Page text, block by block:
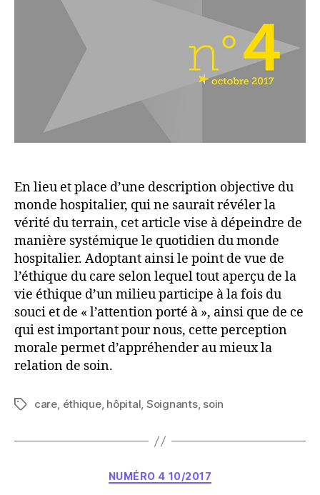
sur
monde
de
la
quotidien
En lieu et place d’une description objective du
monde hospitalier, qui ne saurait révéler la
vérité du terrain, cet article vise à dépeindre de
manière systémique le quotidien du monde
hospitalier. Adoptant ainsi le point de vue de
l’éthique du care selon lequel tout aperçu de la
vie éthique d’un milieu participe à la fois du
souci et de « l’attention porté à », ainsi que de ce
qui est important pour nous, cette perception
morale permet d’appréhender au mieux la
relation de soin.
Étiquettes
care, éthique, hôpital, Soignants, soin
Catégories
NUMÉRO 4 10/2017